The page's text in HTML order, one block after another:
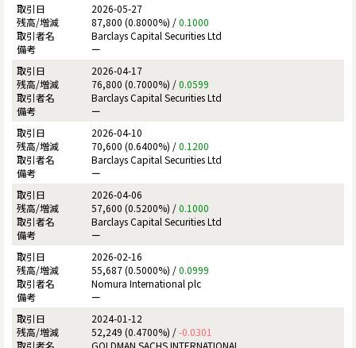
2026-05-27
87,800 (0.8000%) /0.1000
Barclays Capital Securities Ltd
ー
2026-04-17
76,800 (0.7000%) /0.0599
Barclays Capital Securities Ltd
ー
2026-04-10
70,600 (0.6400%) /0.1200
Barclays Capital Securities Ltd
ー
2026-04-06
57,600 (0.5200%) /0.1000
Barclays Capital Securities Ltd
ー
2026-02-16
55,687 (0.5000%) /0.0999
Nomura International plc
ー
2024-01-12
52,249 (0.4700%) /-0.0301
GOLDMAN SACHS INTERNATIONAL